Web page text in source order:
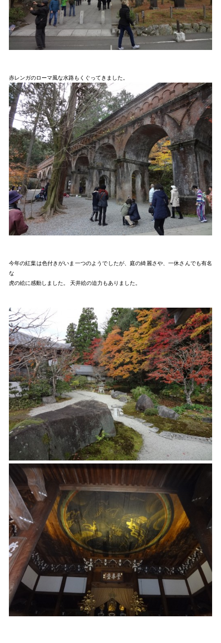
赤レンガのローマ風な水路もくぐってきました。
今年の紅葉は色付きがいま一つのようでしたが、庭の綺麗さや、一休さんでも有名
な
虎の絵に感動しました。 天井絵の迫力もありました。